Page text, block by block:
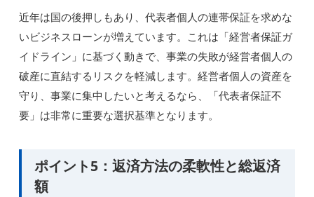
近年は国の後押しもあり、代表者個人の連帯保証を求めな
いビジネスローンが増えています。これは「経営者保証ガ
イドライン」に基づく動きで、事業の失敗が経営者個人の
破産に直結するリスクを軽減します。経営者個人の資産を
守り、事業に集中したいと考えるなら、「代表者保証不
要」は非常に重要な選択基準となります。
ポイント5：返済方法の柔軟性と総返済
額